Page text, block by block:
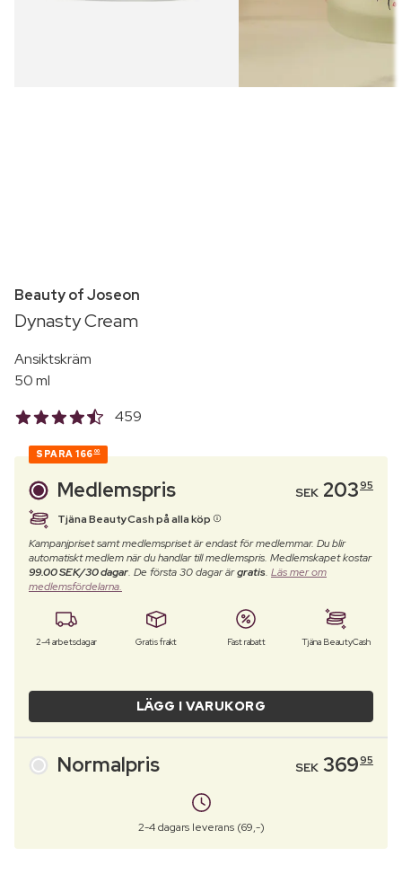
Beauty of Joseon
Dynasty Cream
Ansiktskräm
50 ml
459
SPARA 166 00
Medlemspris SEK 20395
Tjäna BeautyCash på alla köp
Kampanjpriset samt medlemspriset är endast för medlemmar. Du blir
automatiskt medlem när du handlar till medlemspris. Medlemskapet kostar
99.00 SEK/30 dagar. De första 30 dagar ärgratis. Läs mer om
medlemsfördelarna.
2-4 arbetsdagar Gratis frakt Fast rabatt Tjäna BeautyCash
LÄGG I VARUKORG
Normalpris SEK 36995
2-4 dagars leverans (69,-)